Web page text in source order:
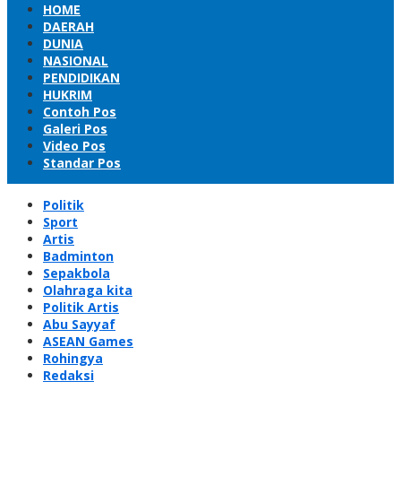
HOME
DAERAH
DUNIA
NASIONAL
PENDIDIKAN
HUKRIM
Contoh Pos
Galeri Pos
Video Pos
Standar Pos
Politik
Sport
Artis
Badminton
Sepakbola
Olahraga kita
Politik Artis
Abu Sayyaf
ASEAN Games
Rohingya
Redaksi